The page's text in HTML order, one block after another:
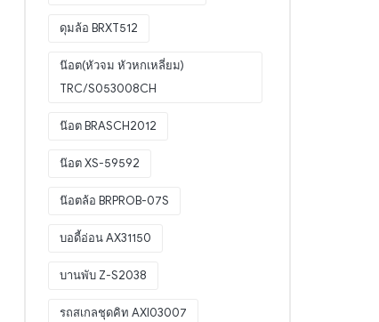
ดุมล้อ BRXT512
น๊อต(หัวจม หัวหกเหลี่ยม)
TRC/S053008CH
น๊อต BRASCH2012
น๊อต XS-59592
น๊อตล้อ BRPROB-07S
บอดี้อ่อน AX31150
บานพับ Z-S2038
รถสเกลชุดคิท AXI03007